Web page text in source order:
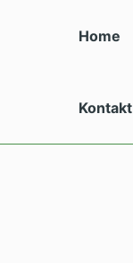
Home
Kontakt